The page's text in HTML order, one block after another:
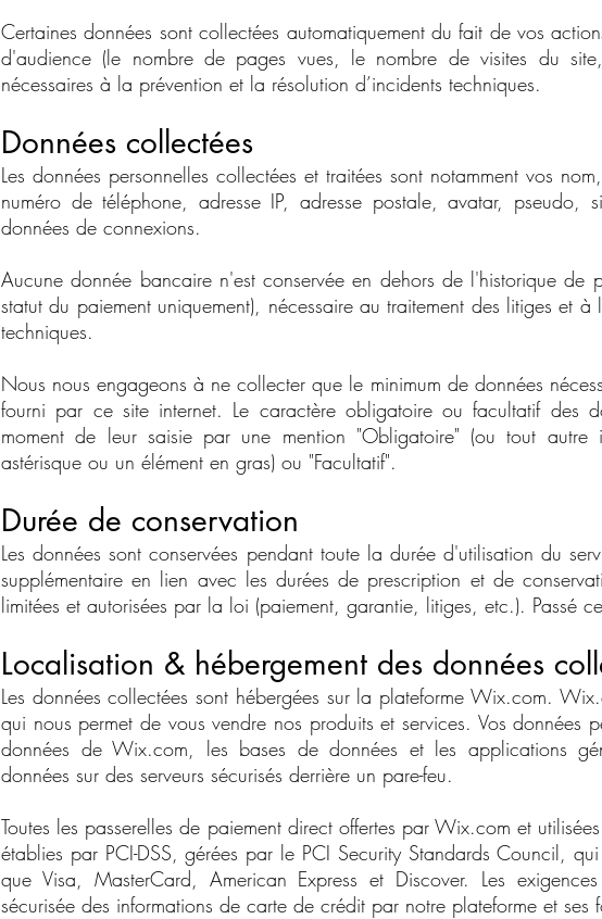
Certaines données sont collectées automatiquement du fait de vos
d'audience (le nombre de pages vues, le nombre de visites du
nécessaires à la prévention et la résolution d’incidents techniques.
Données collectées
Les données personnelles collectées et traitées sont notamment vos
numéro de téléphone, adresse IP, adresse postale, avatar, pseudo,
données de connexions.
Aucune donnée bancaire n'est conservée en dehors de l'historique de
statut du paiement uniquement), nécessaire au traitement des litiges et
techniques.
Nous nous engageons à ne collecter que le minimum de données
fourni par ce site internet. Le caractère obligatoire ou facultatif des
moment de leur saisie par une mention "Obligatoire" (ou tout autre
astérisque ou un élément en gras) ou "Facultatif".
Durée de conservation
Les données sont conservées pendant toute la durée d'utilisation du
supplémentaire en lien avec les durées de prescription et de
limitées et autorisées par la loi (paiement, garantie, litiges, etc.). Passé
Localisation & hébergement des données
Les données collectées sont hébergées sur la plateforme Wix.com.
qui nous permet de vous vendre nos produits et services. Vos données
données de Wix.com, les bases de données et les applications
données sur des serveurs sécurisés derrière un pare-feu.
Toutes les passerelles de paiement direct offertes par Wix.com et
établies par PCI-DSS, gérées par le PCI Security Standards Council,
que Visa, MasterCard, American Express et Discover. Les
sécurisée des informations de carte de crédit par notre plateforme et ses